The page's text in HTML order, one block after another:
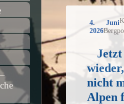
4. Juni
2026
nicht
Alpen